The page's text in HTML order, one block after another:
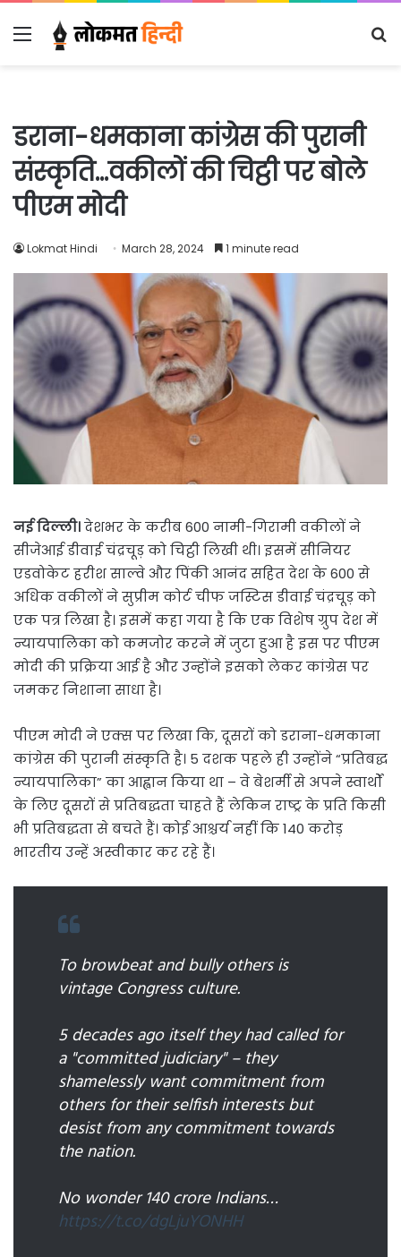
Menu
डराना-धमकाना कांग्रेस की पुरानी
संस्कृति…वकीलों की चिट्ठी पर बोले
पीएम मोदी
Lokmat Hindi March 28, 2024 1 minute read
नई दिल्ली।देशभर के करीब 600 नामी-गिरामी वकीलों ने
सीजेआई डीवाई चंद्रचूड़ को चिट्ठी लिखी थी। इसमें सीनियर
एडवोकेट हरीश साल्वे और पिंकी आनंद सहित देश के 600 से
अधिक वकीलों ने सुप्रीम कोर्ट चीफ जस्टिस डीवाई चंद्रचूड़ को
एक पत्र लिखा है। इसमें कहा गया है कि एक विशेष ग्रुप देश में
न्यायपालिका को कमजोर करने में जुटा हुआ है इस पर पीएम
मोदी की प्र​क्रिया आई है और उन्होंने इसको लेकर कांग्रेस पर
जमकर निशाना साधा है।
पीएम मोदी ने एक्स पर लिखा कि, दूसरों को डराना-धमकाना
कांग्रेस की पुरानी संस्कृति है। 5 दशक पहले ही उन्होंने “प्रतिबद्ध
न्यायपालिका” का आह्वान किया था – वे बेशर्मी से अपने स्वार्थों
के लिए दूसरों से प्रतिबद्धता चाहते हैं लेकिन राष्ट्र के प्रति किसी
भी प्रतिबद्धता से बचते हैं। कोई आश्चर्य नहीं कि 140 करोड़
भारतीय उन्हें अस्वीकार कर रहे हैं।
To browbeat and bully others is
vintage Congress culture.
5 decades ago itself they had called for
a "committed judiciary" – they
shamelessly want commitment from
others for their selfish interests but
desist from any commitment towards
the nation.
No wonder 140 crore Indians…
https://t.co/dgLjuYONHH